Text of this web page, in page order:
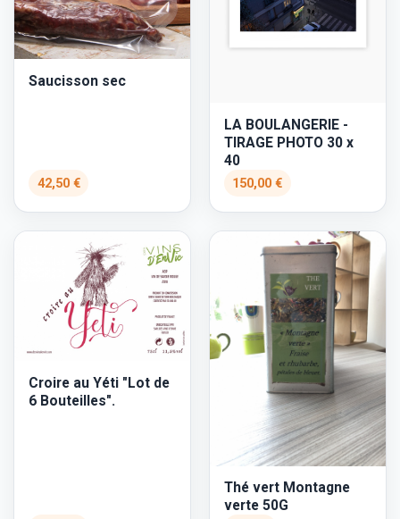
Saucisson sec
42,50 €
LA BOULANGERIE -
TIRAGE PHOTO 30 x
40
150,00 €
Croire au Yéti "Lot de
6 Bouteilles".
Thé vert Montagne
verte 50G